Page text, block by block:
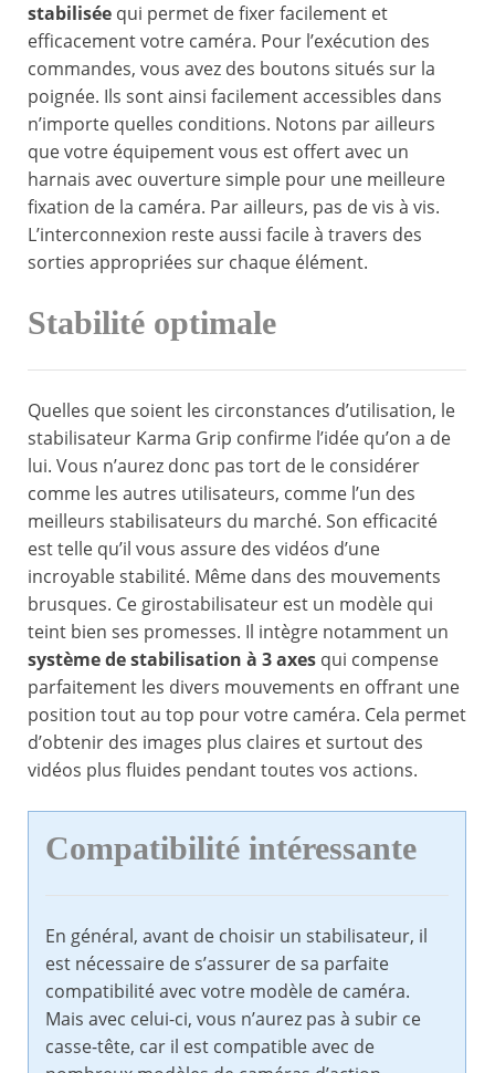
stabilisée qui permet de fixer facilement et
efficacement votre caméra. Pour l’exécution des
commandes, vous avez des boutons situés sur la
poignée. Ils sont ainsi facilement accessibles dans
n’importe quelles conditions. Notons par ailleurs
que votre équipement vous est offert avec un
harnais avec ouverture simple pour une meilleure
fixation de la caméra. Par ailleurs, pas de vis à vis.
L’interconnexion reste aussi facile à travers des
sorties appropriées sur chaque élément.
Stabilité optimale
Quelles que soient les circonstances d’utilisation, le
stabilisateur Karma Grip confirme l’idée qu’on a de
lui. Vous n’aurez donc pas tort de le considérer
comme les autres utilisateurs, comme l’un des
meilleurs stabilisateurs du marché. Son efficacité
est telle qu’il vous assure des vidéos d’une
incroyable stabilité. Même dans des mouvements
brusques. Ce girostabilisateur est un modèle qui
teint bien ses promesses. Il intègre notamment un
système de stabilisation à 3 axes qui compense
parfaitement les divers mouvements en offrant une
position tout au top pour votre caméra. Cela permet
d’obtenir des images plus claires et surtout des
vidéos plus fluides pendant toutes vos actions.
Compatibilité intéressante
En général, avant de choisir un stabilisateur, il
est nécessaire de s’assurer de sa parfaite
compatibilité avec votre modèle de caméra.
Mais avec celui-ci, vous n’aurez pas à subir ce
casse-tête, car il est compatible avec de